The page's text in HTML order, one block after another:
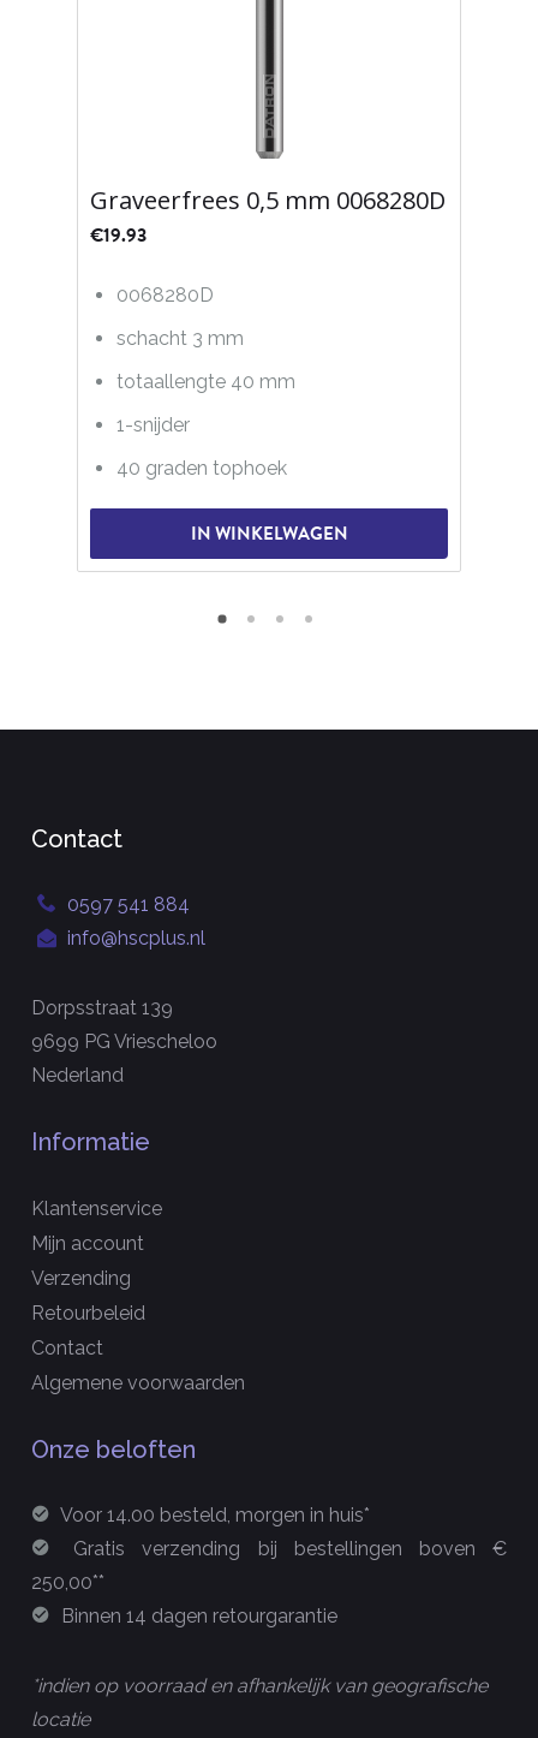
Graveerfrees 0,5 mm 0068280D
€19.93
0068280D
schacht 3 mm
totaallengte 40 mm
1-snijder
40 graden tophoek
IN WINKELWAGEN
Contact
0597 541 884
info@hscplus.nl
Dorpsstraat 139
9699 PG Vriescheloo
Nederland
Informatie
Klantenservice
Mijn account
Verzending
Retourbeleid
Contact
Algemene voorwaarden
Onze beloften
Voor 14.00 besteld, morgen in huis*
Gratis verzending bij bestellingen boven €
250,00**
Binnen 14 dagen retourgarantie
*indien op voorraad en afhankelijk van geografische
locatie